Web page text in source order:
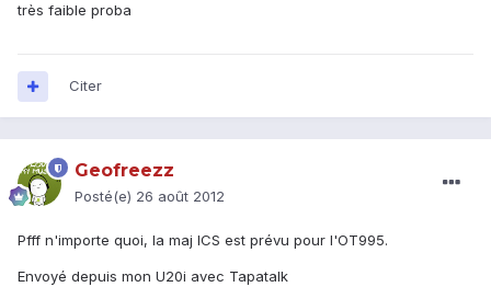
très faible proba
Citer
Geofreezz
Posté(e) 26 août 2012
Pfff n'importe quoi, la maj ICS est prévu pour l'OT995.
Envoyé depuis mon U20i avec Tapatalk